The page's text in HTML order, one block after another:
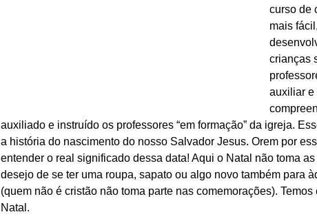
curso de
mais
crianças
auxiliar e
auxiliado e instruído os professores “em formação” da igreja.
a história do nascimento do nosso Salvador Jesus. Orem por
entender o real significado dessa data! Aqui o Natal não toma
desejo de se ter uma roupa, sapato ou algo novo também para
(quem não é cristão não toma parte nas comemorações).
Natal.